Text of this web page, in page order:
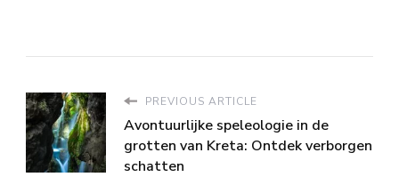
PREVIOUS ARTICLE
Avontuurlijke speleologie in de
grotten van Kreta: Ontdek verborgen
schatten